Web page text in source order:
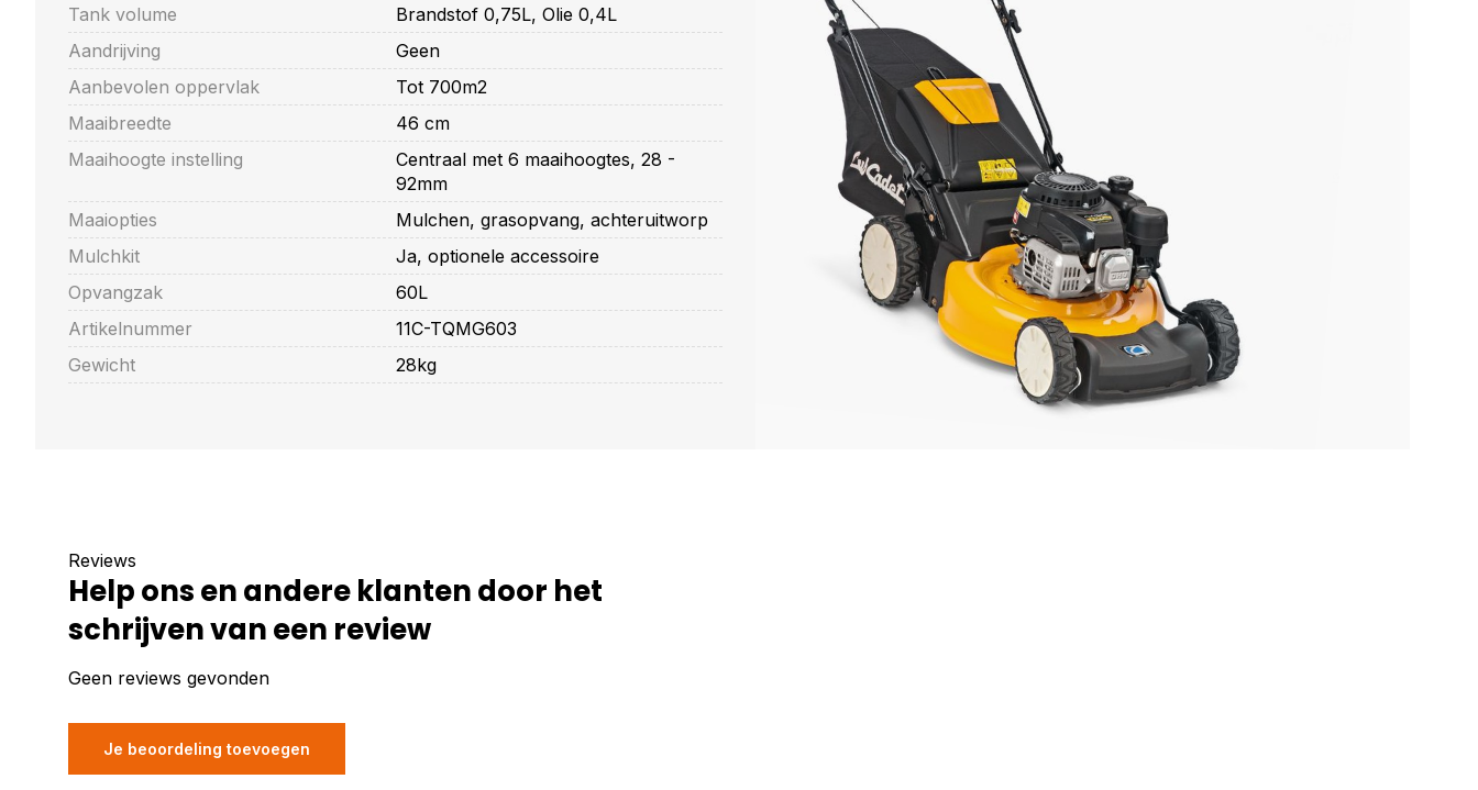
Tank volume
Brandstof 0,75L, Olie 0,4L
Aandrijving
Geen
Aanbevolen oppervlak
Tot 700m2
Maaibreedte
46 cm
Maaihoogte instelling
Centraal met 6 maaihoogtes, 28 -
92mm
Maaiopties
Mulchen, grasopvang, achteruitworp
Mulchkit
Ja, optionele accessoire
Opvangzak
60L
Artikelnummer
11C-TQMG603
Gewicht
28kg
Reviews
Help ons en andere klanten door het
schrijven van een review
Geen reviews gevonden
Je beoordeling toevoegen